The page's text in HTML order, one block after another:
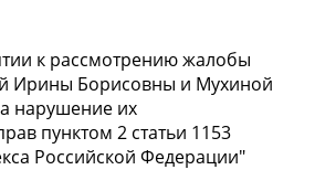
к рассмотрению жалобы
Ирины Борисовны и Мухиной
нарушение их
пунктом 2 статьи 1153
Российской Федерации"